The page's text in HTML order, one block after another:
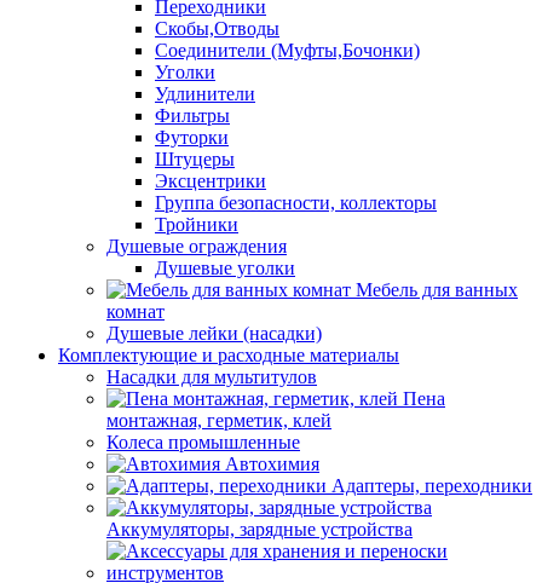
Переходники
Скобы,Отводы
Соединители (Муфты,Бочонки)
Уголки
Удлинители
Фильтры
Футорки
Штуцеры
Эксцентрики
Группа безопасности, коллекторы
Тройники
Душевые ограждения
Душевые уголки
Мебель для ванных
комнат
Душевые лейки (насадки)
Комплектующие и расходные материалы
Насадки для мультитулов
Пена
монтажная, герметик, клей
Колеса промышленные
Автохимия
Адаптеры, переходники
Аккумуляторы, зарядные устройства